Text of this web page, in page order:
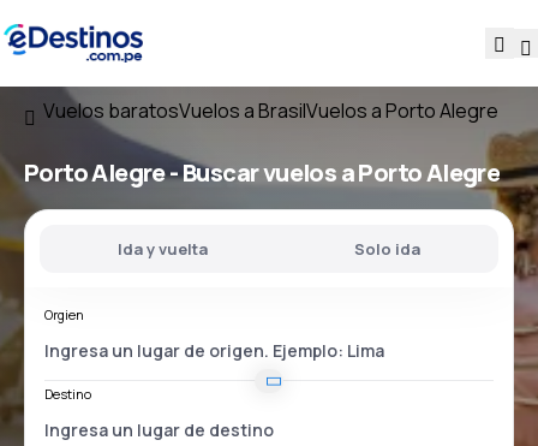
Vuelos baratosVuelos a BrasilVuelos a Porto Alegre
Porto Alegre - Buscar vuelos a Porto Alegre
Ida y vuelta Solo ida
Orgien
Destino